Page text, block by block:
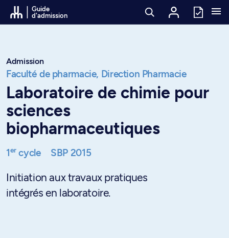
Passer au contenu
Guide
d'admission
Admission
Faculté de pharmacie, Direction Pharmacie
Laboratoire de chimie pour
sciences
biopharmaceutiques
1ercycle SBP 2015
Initiation aux travaux pratiques
intégrés en laboratoire.